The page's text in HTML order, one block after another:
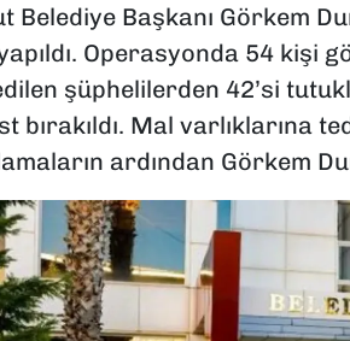
Belediye Başkanı Görkem
Operasyonda 54 kişi
şüphelilerden 42’si
bırakıldı. Mal varlıklarına
ardından Görkem